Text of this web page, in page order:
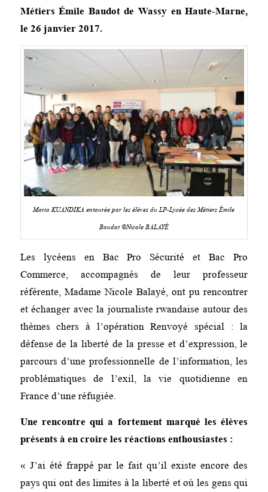
Métiers Émile Baudot de Wassy en Haute-Marne,
le 26 janvier 2017.
Maria KUANDIKA entourée par les élèves du LP-Lycée des Métiers Émile
Baudot ©Nicole BALAYÉ
Les lycéens en Bac Pro Sécurité et Bac Pro
Commerce, accompagnés de leur professeur
référente, Madame Nicole Balayé, ont pu rencontrer
et échanger avec la journaliste rwandaise autour des
thèmes chers à l’opération Renvoyé spécial : la
défense de la liberté de la presse et d’expression, le
parcours d’une professionnelle de l’information, les
problématiques de l’exil, la vie quotidienne en
France d’une réfugiée.
Une rencontre qui a fortement marqué les élèves
présents à en croire les réactions enthousiastes :
« J’ai été frappé par le fait qu’il existe encore des
pays qui ont des limites à la liberté et où les gens qui